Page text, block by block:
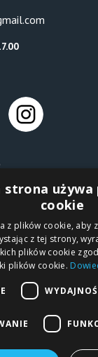
Ipicasso.de
strona używa
cookie
z plików cookie, aby
z tej strony,
plików cookie
plików cookie.